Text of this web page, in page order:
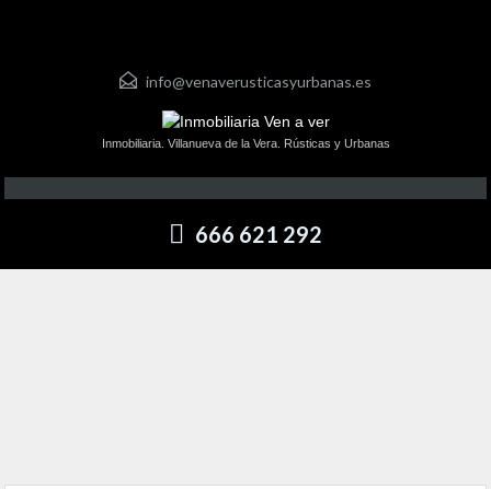
info@venaverusticasyurbanas.es
Inmobiliaria. Villanueva de la Vera. Rústicas y Urbanas
666 621 292